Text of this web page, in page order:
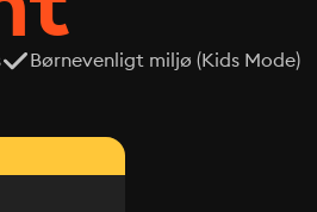
Børnevenligt miljø (Kids Mode)